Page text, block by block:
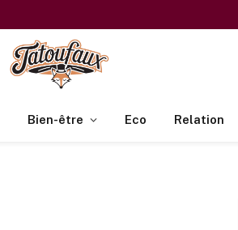
Bien-être Eco Relation